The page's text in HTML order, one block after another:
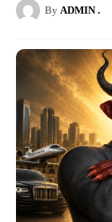
By ADMIN .